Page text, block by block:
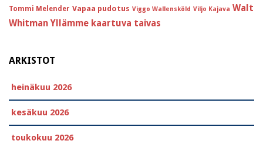
Tommi Melender Vapaa pudotus Viggo Wallensköld Viljo Kajava Walt
Whitman Yllämme kaartuva taivas
ARKISTOT
heinäkuu 2026
kesäkuu 2026
toukokuu 2026